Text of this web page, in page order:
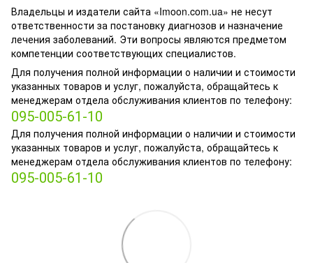
Владельцы и издатели сайта «Imoon.com.ua» не несут
ответственности за постановку диагнозов и назначение
лечения заболеваний. Эти вопросы являются предметом
компетенции соответствующих специалистов.
Для получения полной информации о наличии и стоимости
указанных товаров и услуг, пожалуйста, обращайтесь к
менеджерам отдела обслуживания клиентов по телефону:
095-005-61-10
Для получения полной информации о наличии и стоимости
указанных товаров и услуг, пожалуйста, обращайтесь к
менеджерам отдела обслуживания клиентов по телефону:
095-005-61-10